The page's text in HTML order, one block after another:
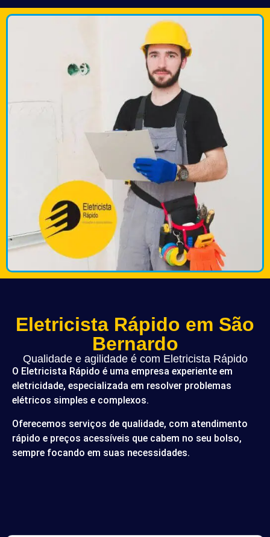
Eletricista Rápido em São
Bernardo
Qualidade e agilidade é com Eletricista Rápido
O Eletricista Rápido é uma empresa experiente em
eletricidade, especializada em resolver problemas
elétricos simples e complexos.
Oferecemos serviços de qualidade, com atendimento
rápido e preços acessíveis que cabem no seu bolso,
sempre focando em suas necessidades.